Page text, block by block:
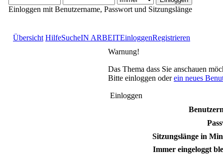
Einloggen mit Benutzername, Passwort und Sitzungslänge
Übersicht HilfeSucheIN ARBEITEinloggenRegistrieren
Warnung!
Das Thema dass Sie anschauen
Bitte einloggen oderein neues
Einloggen
Sitzungslänge in
Immer eingeloggt